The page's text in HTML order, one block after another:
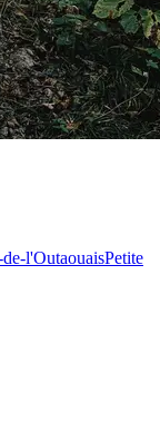
l'OutaouaisPetite